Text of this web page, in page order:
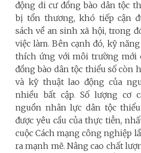
động di cư đồng bào dân tộc
bị tổn thương, khó tiếp cận
sách về an sinh xã hội, trong
việc làm. Bên cạnh đó, kỹ
thích ứng với môi trường mới
đồng bào dân tộc thiểu số còn
và kỹ thuật lao động của
nhiều bất cập. Số lượng cơ
nguồn nhân lực dân tộc
được yêu cầu của thực tiễn,
cuộc Cách mạng công nghiệp
ra mạnh mẽ. Nâng cao chất